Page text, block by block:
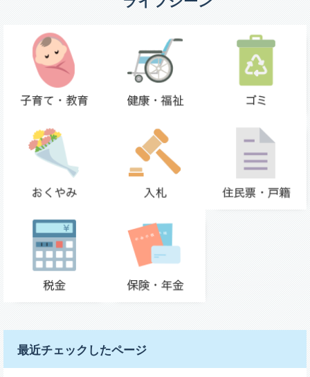
最近チェックしたページ